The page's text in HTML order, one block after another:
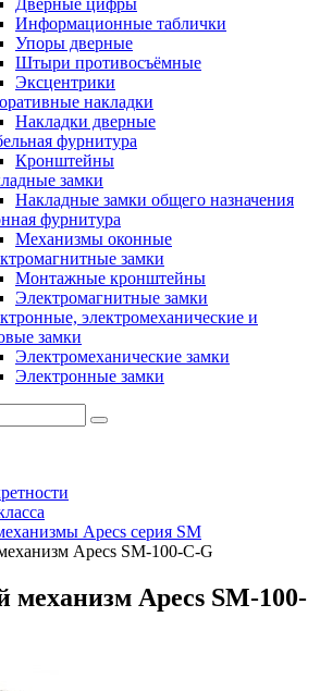
Дверные цифры
Информационные таблички
Упоры дверные
Штыри противосъёмные
Эксцентрики
накладки
Накладки дверные
фурнитура
Кронштейны
замки
Накладные замки общего назначения
фурнитура
Механизмы оконные
замки
Монтажные кронштейны
Электромагнитные замки
электромеханические и
замки
Электромеханические замки
Электронные замки
Apecs серия SM
Apecs SM-100-C-G
Apecs SM-100-